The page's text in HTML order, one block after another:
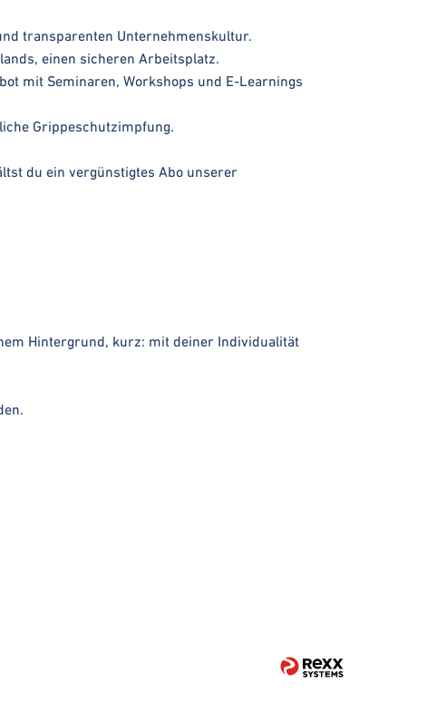
transparenten Unternehmenskultur.
einen sicheren Arbeitsplatz.
mit Seminaren, Workshops und E-Learnings
Grippeschutzimpfung.
du ein vergünstigtes Abo unserer
Hintergrund, kurz: mit deiner Individualität